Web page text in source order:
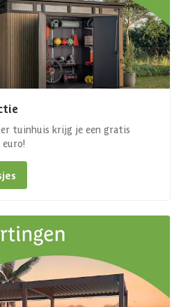
tuinhuis krijg je een gratis